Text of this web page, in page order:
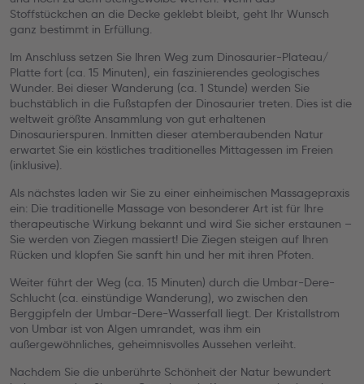
Stoffstückchen an die Decke geklebt bleibt, geht Ihr Wunsch
ganz bestimmt in Erfüllung.
Im Anschluss setzen Sie Ihren Weg zum Dinosaurier-Plateau/
Platte fort (ca. 15 Minuten), ein faszinierendes geologisches
Wunder. Bei dieser Wanderung (ca. 1 Stunde) werden Sie
buchstäblich in die Fußstapfen der Dinosaurier treten. Dies ist die
weltweit größte Ansammlung von gut erhaltenen
Dinosaurierspuren. Inmitten dieser atemberaubenden Natur
erwartet Sie ein köstliches traditionelles Mittagessen im Freien
(inklusive).
Als nächstes laden wir Sie zu einer einheimischen Massagepraxis
ein: Die traditionelle Massage von besonderer Art ist für Ihre
therapeutische Wirkung bekannt und wird Sie sicher erstaunen –
Sie werden von Ziegen massiert! Die Ziegen steigen auf Ihren
Rücken und klopfen Sie sanft hin und her mit ihren Pfoten.
Weiter führt der Weg (ca. 15 Minuten) durch die Umbar-Dere-
Schlucht (ca. einstündige Wanderung), wo zwischen den
Berggipfeln der Umbar-Dere-Wasserfall liegt. Der Kristallstrom
von Umbar ist von Algen umrandet, was ihm ein
außergewöhnliches, geheimnisvolles Aussehen verleiht.
Nachdem Sie die unberührte Schönheit der Natur bewundert